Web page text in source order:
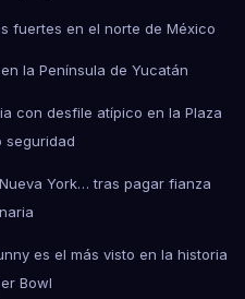
fuertes en el norte de México
la Península de Yucatán
con desfile atípico en la Plaza
seguridad
York… tras pagar fianza
es el más visto en la historia
Bowl